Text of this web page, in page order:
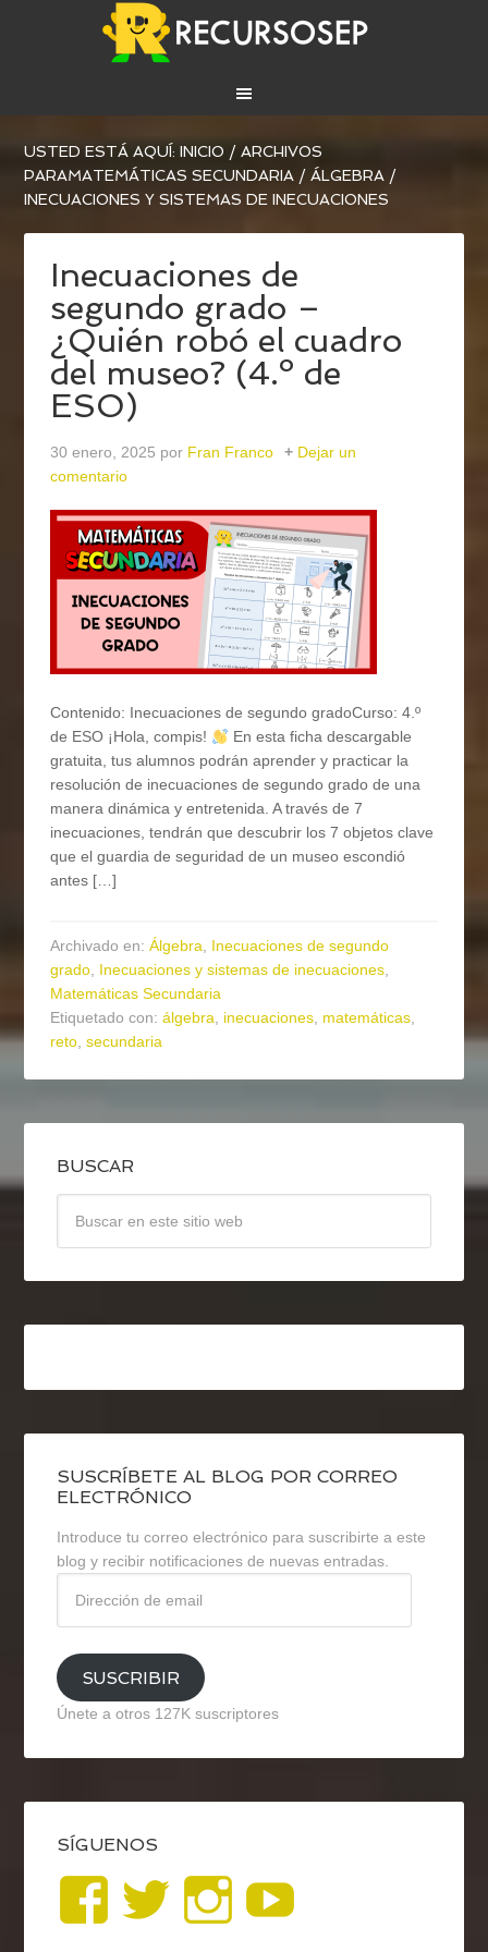
USTED ESTÁ AQUÍ:INICIO / ARCHIVOS
PARAMATEMÁTICAS SECUNDARIA / ÁLGEBRA /
INECUACIONES Y SISTEMAS DE INECUACIONES
Inecuaciones de
segundo grado –
¿Quién robó el cuadro
del museo? (4.º de
ESO)
30 enero, 2025 por Fran Franco
Dejar un
comentario
Contenido: Inecuaciones de segundo gradoCurso: 4.º
de ESO ¡Hola, compis!
En esta ficha descargable
gratuita, tus alumnos podrán aprender y practicar la
resolución de inecuaciones de segundo grado de una
manera dinámica y entretenida. A través de 7
inecuaciones, tendrán que descubrir los 7 objetos clave
que el guardia de seguridad de un museo escondió
antes […]
Archivado en:Álgebra, Inecuaciones de segundo
grado, Inecuaciones y sistemas de inecuaciones,
Matemáticas Secundaria
Etiquetado con:álgebra, inecuaciones, matemáticas,
reto,secundaria
BUSCAR
SUSCRÍBETE AL BLOG POR CORREO
ELECTRÓNICO
Introduce tu correo electrónico para suscribirte a este
blog y recibir notificaciones de nuevas entradas.
email
SUSCRIBIR
Únete a otros 127K suscriptores
SÍGUENOS
VerVerVer